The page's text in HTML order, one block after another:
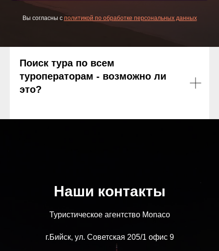
Вы согласны с политикой по обработке персональных данных
Поиск тура по всем
туроператорам - возможно ли
это?
Наши контакты
Туристическое агентство Monaco
г.Бийск, ул. Советская 205/1 офис 9